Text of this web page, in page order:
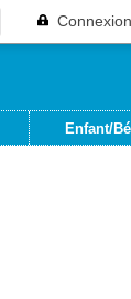
Connexion
Enfant/